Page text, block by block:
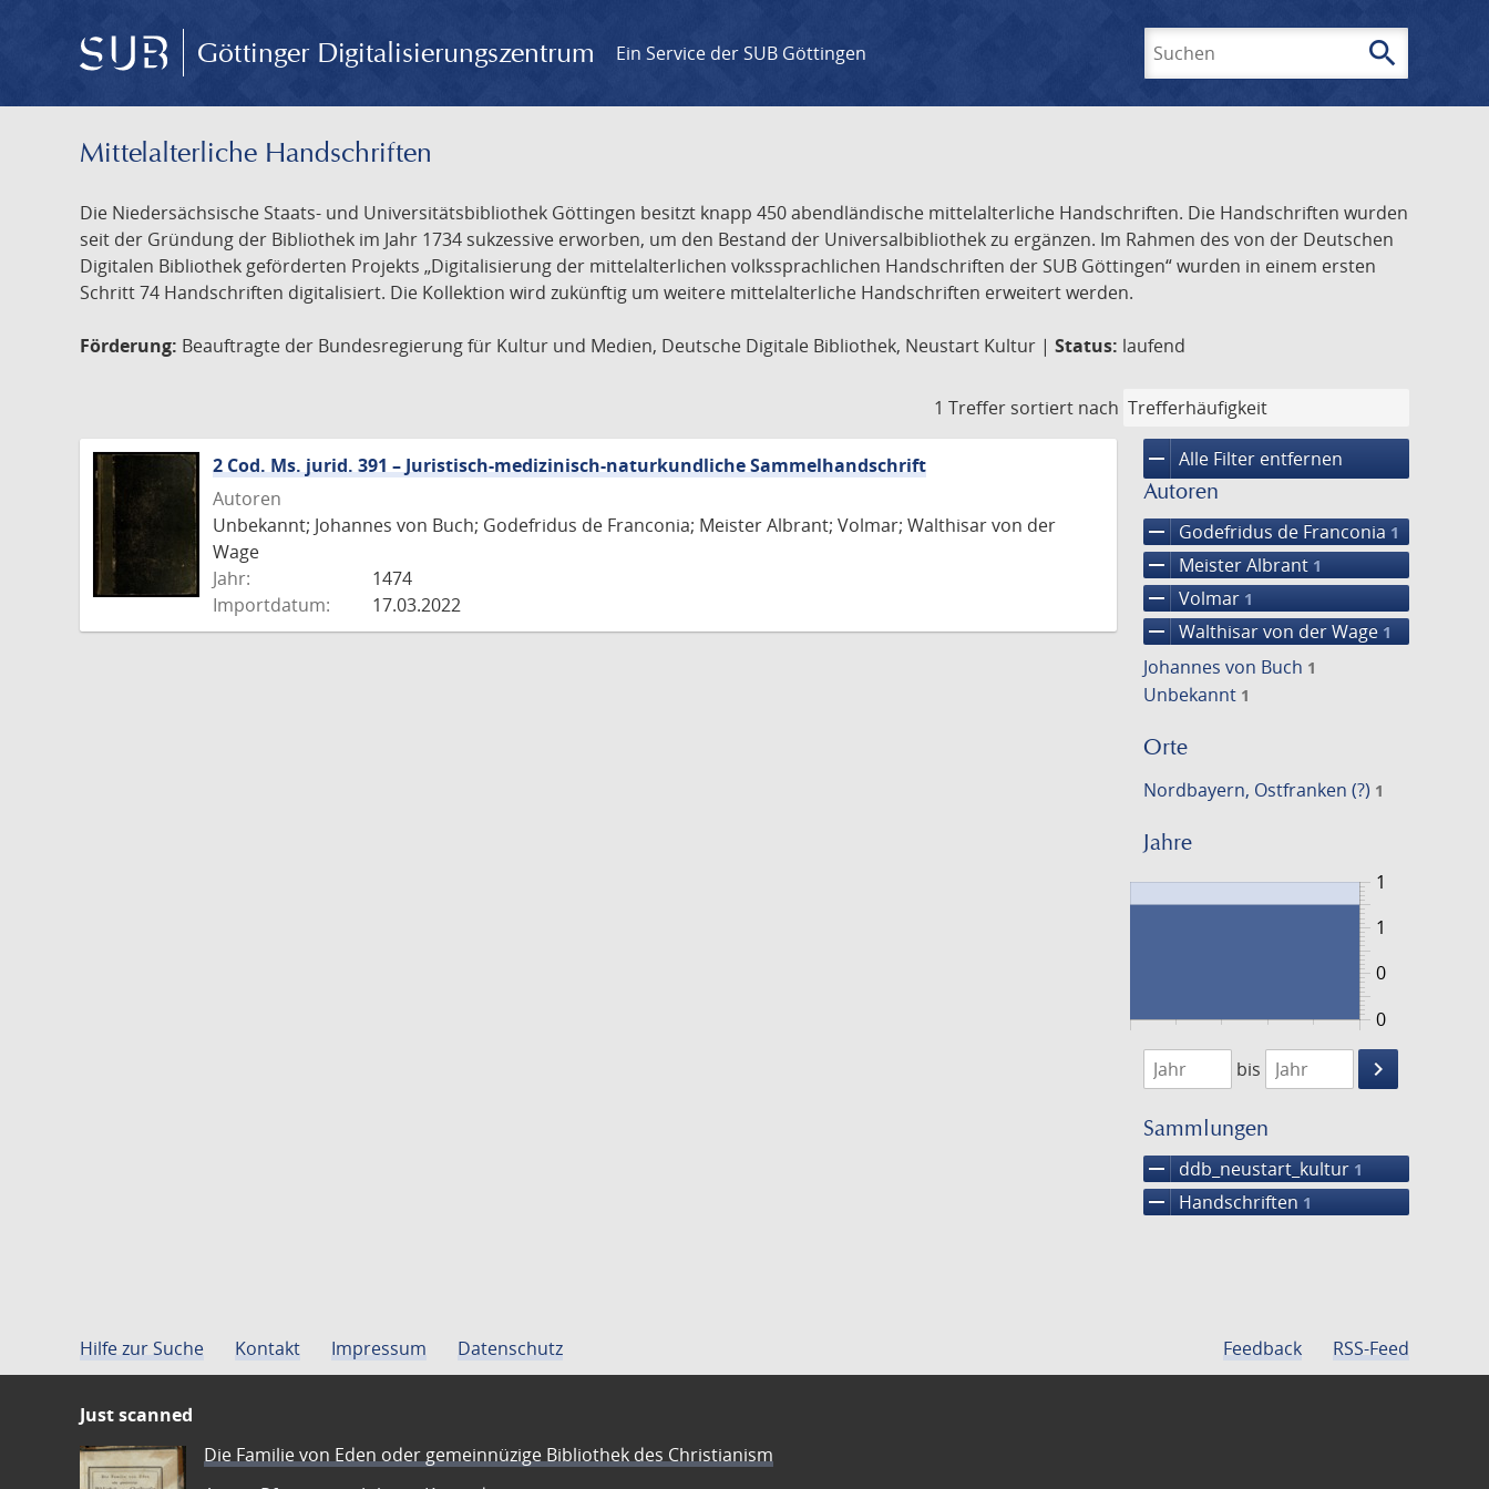
Göttinger Digitalisierungszentrum Ein Service der SUB Göttingen search
Mittelalterliche Handschriften
Die Niedersächsische Staats- und Universitätsbibliothek Göttingen besitzt knapp 450 abendländische mittelalterliche Handschriften. Die Handschriften wurden
seit der Gründung der Bibliothek im Jahr 1734 sukzessive erworben, um den Bestand der Universalbibliothek zu ergänzen. Im Rahmen des von der Deutschen
Digitalen Bibliothek geförderten Projekts „Digitalisierung der mittelalterlichen volkssprachlichen Handschriften der SUB Göttingen“ wurden in einem ersten
Schritt 74 Handschriften digitalisiert. Die Kollektion wird zukünftig um weitere mittelalterliche Handschriften erweitert werden.
Förderung: Beauftragte der Bundesregierung für Kultur und Medien, Deutsche Digitale Bibliothek, Neustart Kultur | Status: laufend
1 Treffer sortiert nach
remove Alle Filter entfernen
Autoren
remove Godefridus de Franconia 1
remove Meister Albrant 1
remove Volmar 1
remove Walthisar von der Wage 1
Johannes von Buch 1
Unbekannt 1
Orte
Nordbayern, Ostfranken (?) 1
Jahre
0
1
0
1
1474
1475
bis
keyboard_arrow_right
Suche
Sammlungen
remove ddb_neustart_kultur 1
remove Handschriften 1
2 Cod. Ms. jurid. 391 – Juristisch-medizinisch-naturkundliche Sammelhandschrift
Autoren
Unbekannt; Johannes von Buch; Godefridus de Franconia; Meister Albrant; Volmar; Walthisar von der
Wage
Jahr:
1474
Importdatum:
17.03.2022
Hilfe zur Suche Kontakt Impressum Datenschutz Feedback RSS-Feed
Just scanned
Die Familie von Eden oder gemeinnüzige Bibliothek des Christianism